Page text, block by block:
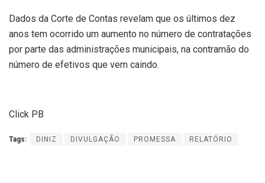
Dados da Corte de Contas revelam que os últimos dez
anos tem ocorrido um aumento no número de contratações
por parte das administrações municipais, na contramão do
número de efetivos que vem caindo.
Click PB
Tags: DINIZ DIVULGAÇÃO PROMESSA RELATÓRIO